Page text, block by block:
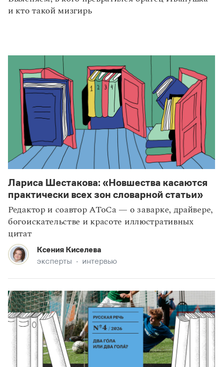
и кто такой мизгирь
статьи наследие
Лариса Шестакова: «Новшества касаются
практически всех зон словарной статьи»
Редактор и соавтор АТоСа — о заварке, драйвере,
богоискательстве и красоте иллюстративных
цитат
Ксения Киселева
эксперты интервью